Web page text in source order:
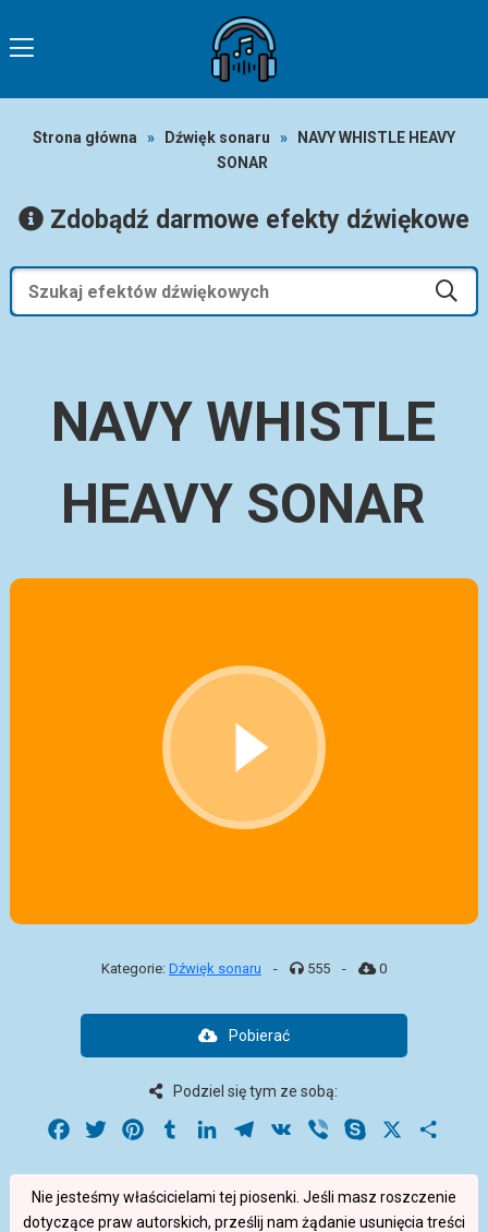
Strona główna » Dźwięk sonaru »
NAVY WHISTLE HEAVY
SONAR
Zdobądź darmowe efekty dźwiękowe
NAVY WHISTLE
HEAVY SONAR
Kategorie: Dźwięk sonaru - 555 - 0
Pobierać
Podziel się tym ze sobą:
Facebook
Twitter PinterestTumblrLinkedInTelegram
VK Viber Skype
Nie jesteśmy właścicielami tej piosenki. Jeśli masz roszczenie
dotyczące praw autorskich, prześlij nam żądanie usunięcia treści